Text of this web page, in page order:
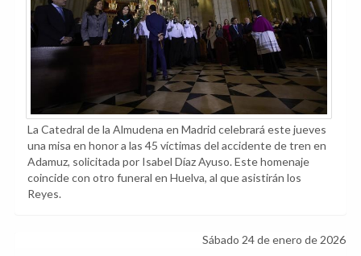
La Catedral de la Almudena en Madrid celebrará este jueves
una misa en honor a las 45 víctimas del accidente de tren en
Adamuz, solicitada por Isabel Díaz Ayuso. Este homenaje
coincide con otro funeral en Huelva, al que asistirán los
Reyes.
Sábado 24 de enero de 2026